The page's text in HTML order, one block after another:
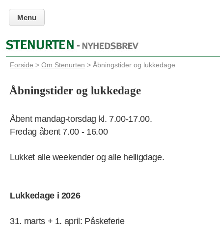
Menu
Forside >Om Stenurten > Åbningstider og lukkedage
Åbningstider og lukkedage
Åbent mandag-torsdag kl. 7.00-17.00.
Fredag åbent 7.00 - 16.00
Lukket alle weekender og alle helligdage.
Lukkedage i 2026
31. marts + 1. april: Påskeferie